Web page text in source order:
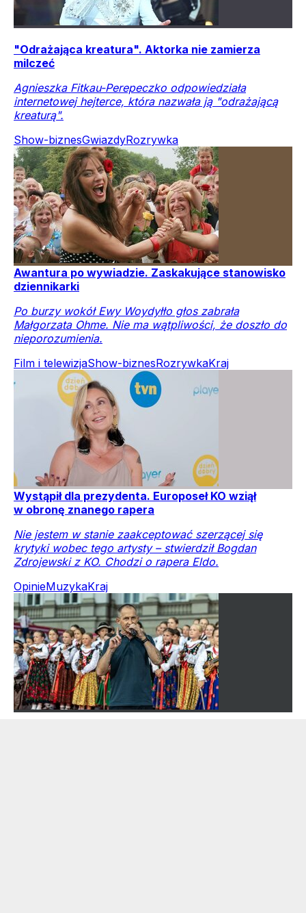
"Odrażająca kreatura". Aktorka nie zamierza
milczeć
Agnieszka Fitkau-Perepeczko odpowiedziała
internetowej hejterce, która nazwała ją "odrażającą
kreaturą".
Show-biznesGwiazdyRozrywka
Awantura po wywiadzie. Zaskakujące stanowisko
dziennikarki
Po burzy wokół Ewy Woydyłło głos zabrała
Małgorzata Ohme. Nie ma wątpliwości, że doszło do
nieporozumienia.
Film i telewizjaShow-biznesRozrywkaKraj
Wystąpił dla prezydenta. Europoseł KO wziął
w obronę znanego rapera
Nie jestem w stanie zaakceptować szerzącej się
krytyki wobec tego artysty – stwierdził Bogdan
Zdrojewski z KO. Chodzi o rapera Eldo.
OpinieMuzykaKraj